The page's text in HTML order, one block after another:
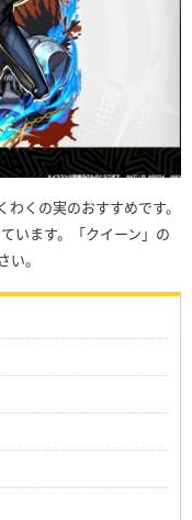
くの実のおすすめです。
います。「クイーン」の
。